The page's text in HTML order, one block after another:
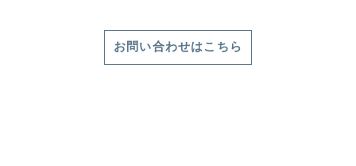
お問い合わせはこちら